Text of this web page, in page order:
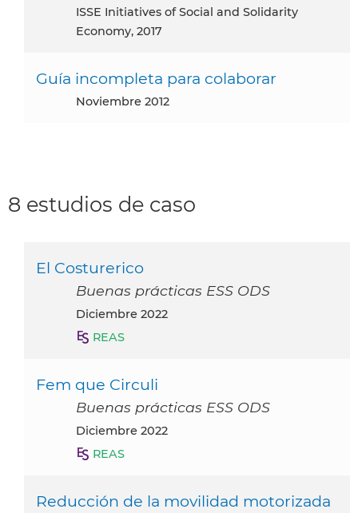
ISSE Initiatives of Social and Solidarity
Economy, 2017
Guía incompleta para colaborar
noviembre 2012
8 estudios de caso
El Costurerico
Buenas prácticas ESS ODS
diciembre 2022
REAS
Fem que Circuli
Buenas prácticas ESS ODS
diciembre 2022
REAS
Reducción de la movilidad motorizada